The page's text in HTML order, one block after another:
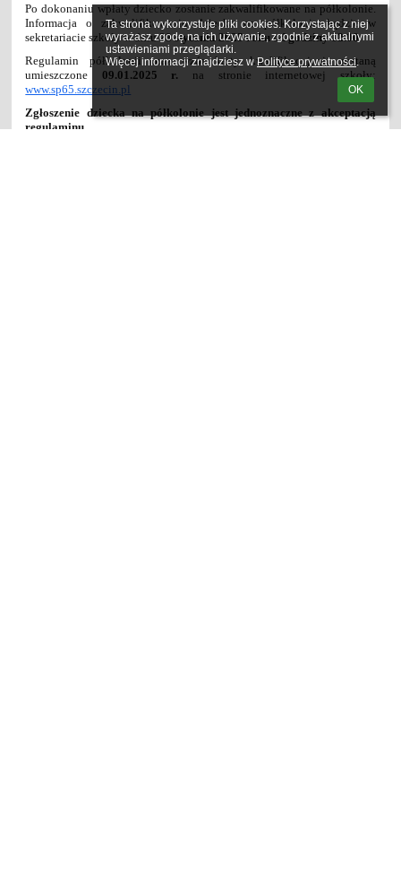
Ta strona wykorzystuje pliki cookies. Korzystając z niej
wyrażasz zgodę na ich używanie, zgodnie z aktualnymi
ustawieniami przeglądarki.
Więcej informacji znajdziesz w Polityce prywatności.
OK
Po dokonaniu wpłaty dziecko zostanie zakwalifikowane na półkolonie.
Informacja o zakwalifikowaniu dziecka na półkoloniebędziew
sekretariacie szkoły w dniu 28stycznia 2025 roku od godziny 12.00.
Regulamin półkolonii oraz wzórkarty kwalifikacyjnej, zostaną
umieszczone
09.01.2025 r.
na stronie internetowej szkoły:
www.sp65.szczecin.pl
Zgłoszenie dziecka na półkolonie jest jednoznaczne z akceptacją
regulaminu